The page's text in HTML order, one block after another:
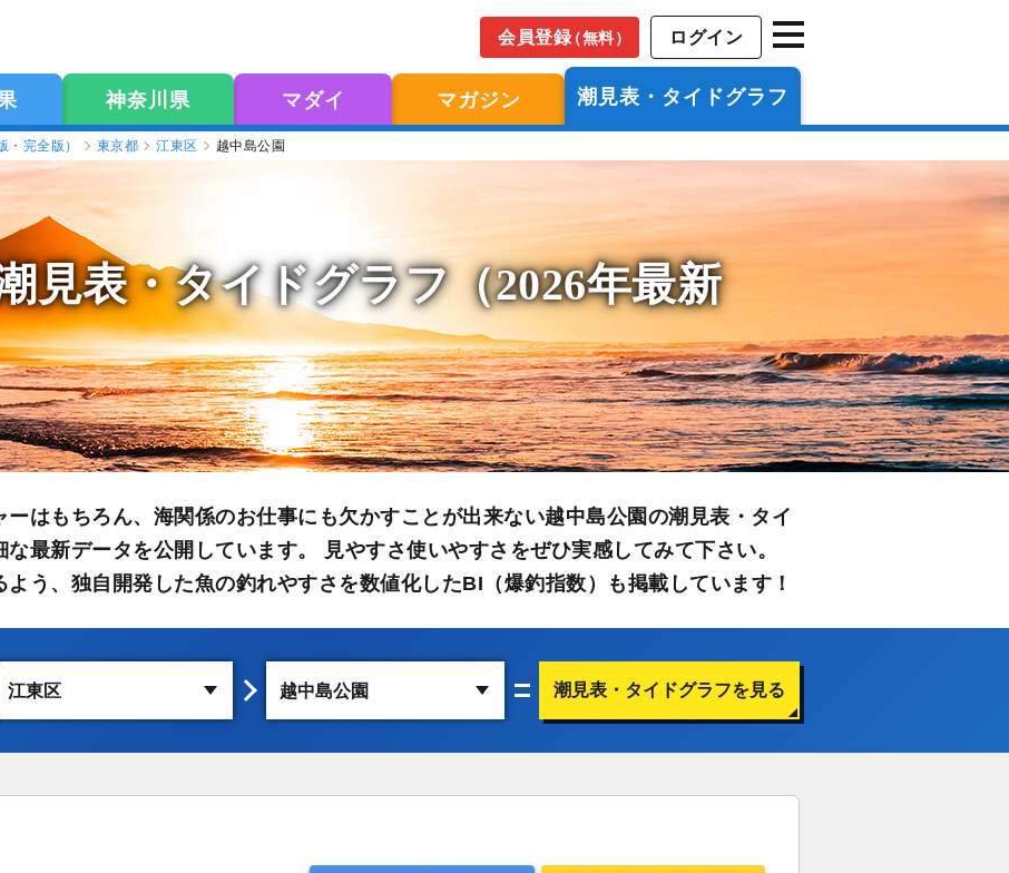
会員登録（無料） ログイン
神奈川県 マダイ マガジン 潮見表・タイドグラフ
完全版） 東京都 江東区 越中島公園
見表・タイドグラフ（2026年最新
はもちろん、海関係のお仕事にも欠かすことが出来ない越中島公園の潮見表・タイ
な最新データを公開しています。 見やすさ使いやすさをぜひ実感してみて下さい。
う、独自開発した魚の釣れやすさを数値化したBI（爆釣指数）も掲載しています！
潮見表・タイドグラフを見る